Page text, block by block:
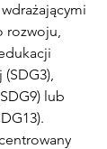
rozwoju,
lub